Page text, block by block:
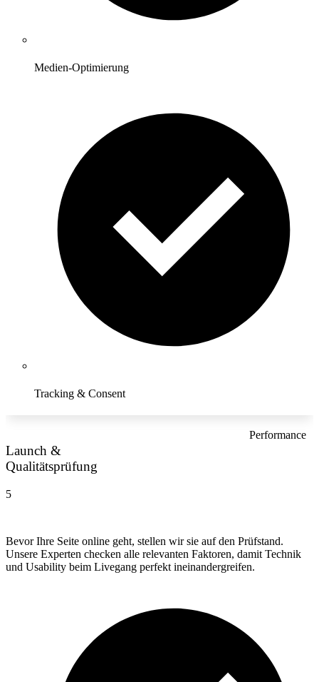
Medien-Optimierung
Tracking & Consent
Performance
Launch &
Qualitätsprüfung
5
Bevor Ihre Seite online geht, stellen wir sie auf den Prüfstand.
Unsere Experten checken alle relevanten Faktoren, damit Technik
und Usability beim Livegang perfekt ineinandergreifen.